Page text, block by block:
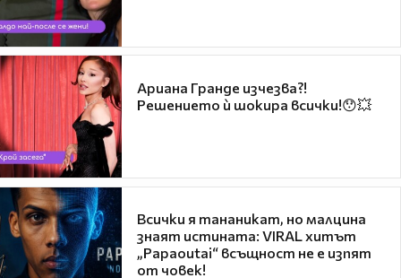
Ариана Гранде изчезва?!
Решението ѝ шокира всички!😯💥
Всички я тананикат, но малцина
знаят истината: VIRAL хитът
„Papaoutai“ всъщност не е изпят
от човек!